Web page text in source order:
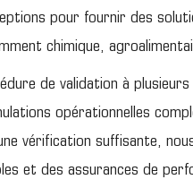
pour fournir des
chimique,
de validation à
opérationnelles
vérification suffisante,
et des assurances de